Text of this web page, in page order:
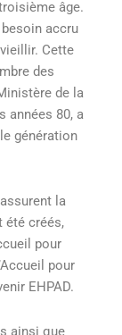
âge.
accru
Cette
des
de la
années 80, a
génération
la
été créés,
pour
pour
EHPAD.
ainsi que